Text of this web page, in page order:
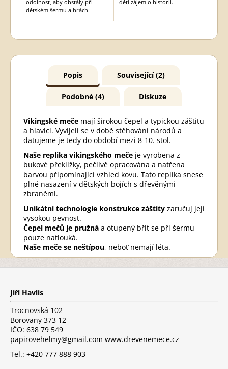
odolnost, aby obstály při
dětském šermu a hrách.
dětí zájem o historii.
Popis Související (2)
Podobné (4) Diskuze
Vikingské meče mají širokou čepel a typickou záštitu
a hlavici. Vyvíjeli se v době stěhování národů a
datujeme je tedy do období mezi 8-10. stol.
Naše replika vikingského meče je vyrobena z
bukové překližky, pečlivě opracována a natřena
barvou připomínající vzhled kovu. Tato replika snese
plné nasazení v dětských bojích s dřevěnými
zbraněmi.
Unikátní technologie konstrukce záštity zaručuj její
vysokou pevnost.
Čepel mečů je pružná a otupený břit se při šermu
pouze natlouká.
Naše meče se neštípou, neboť nemají léta.
Z
Jiří Havlis
Trocnovská 102
Borovany 373 12
IČO: 638 79 549
papirovehelmy@gmail.com www.drevenemece.cz
Tel.: +420 777 888 903